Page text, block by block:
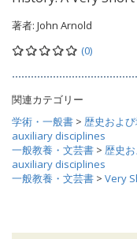
著者: John Arnold
(0)
関連カテゴリー
学術・一般書 > 歴史およ
auxiliary disciplines
一般教養・文芸書 > 歴史
auxiliary disciplines
一般教養・文芸書 > Very